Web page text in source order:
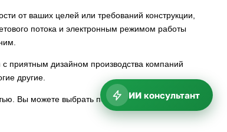
от ваших целей или требований конструкции,
потока и электронным режимом работы
приятным дизайном производства компаний
другие.
Вы можете выбрать подходящую вам модель
ИИ консультант